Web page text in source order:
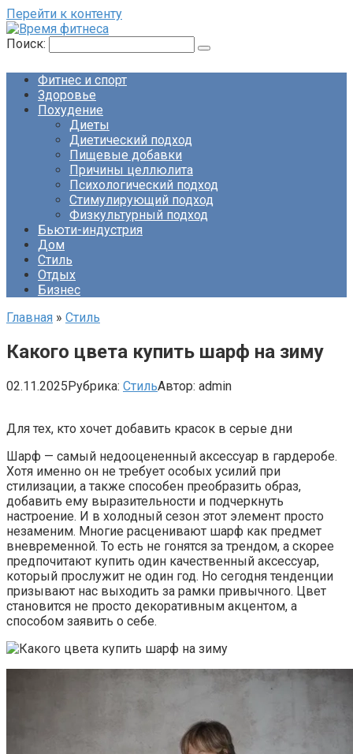
Перейти к контенту
Поиск:
Фитнес и спорт
Здоровье
Похудение
Диеты
Диетический подход
Пищевые добавки
Причины целлюлита
Психологический подход
Стимулирующий подход
Физкультурный подход
Бьюти-индустрия
Дом
Стиль
Отдых
Бизнес
Главная » Стиль
Какого цвета купить шарф на зиму
02.11.2025Рубрика: СтильАвтор: admin
Для тех, кто хочет добавить красок в серые дни
Шарф — самый недооцененный аксессуар в гардеробе.
Хотя именно он не требует особых усилий при
стилизации, а также способен преобразить образ,
добавить ему выразительности и подчеркнуть
настроение. И в холодный сезон этот элемент просто
незаменим. Многие расценивают шарф как предмет
вневременной. То есть не гонятся за трендом, а скорее
предпочитают купить один качественный аксессуар,
который прослужит не один год. Но сегодня тенденции
призывают нас выходить за рамки привычного. Цвет
становится не просто декоративным акцентом, а
способом заявить о себе.